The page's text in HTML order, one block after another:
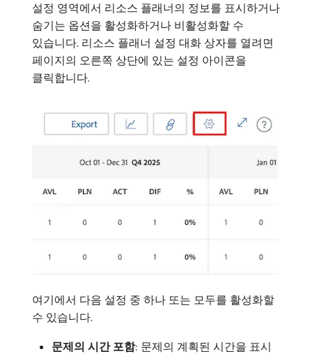
설정 영역에서 리소스 플래너의 정보를 표시하거나
숨기는 옵션을 활성화하거나 비활성화할 수
있습니다. 리소스 플래너 설정 대화 상자를 열려면
페이지의 오른쪽 상단에 있는 설정 아이콘을
클릭합니다.
여기에서 다음 설정 중 하나 또는 모두를 활성화할
수 있습니다.
문제의 시간 포함: 문제의 계획된 시간을 표시